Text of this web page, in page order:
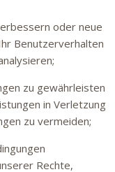
oder neue
Benutzerverhalten
zu gewährleisten
in Verletzung
zu vermeiden;
Rechte,